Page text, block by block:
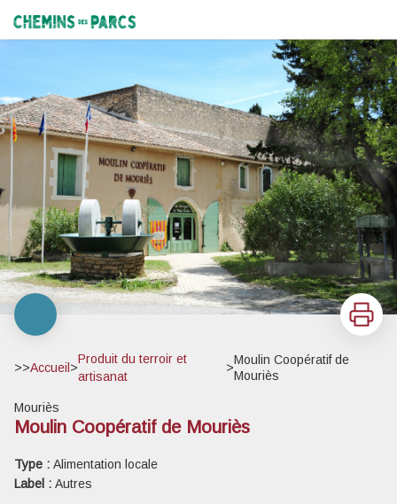
Chemins des Parcs
Imprimer
>>Accueil >
Produit du terroir et
artisanat
>
Moulin Coopératif de
Mouriès
Mouriès
Moulin Coopératif de Mouriès
Type : Alimentation locale
Label : Autres